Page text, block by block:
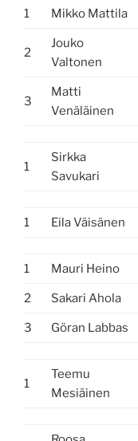
1 Mikko Mattila
2
Jouko
Valtonen
3
Matti
Venäläinen
1
Sirkka
Savukari
1 Eila Väisänen
1 Mauri Heino
2 Sakari Ahola
3 Göran Labbas
1
Teemu
Mesiäinen